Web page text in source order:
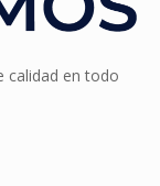
calidad en todo